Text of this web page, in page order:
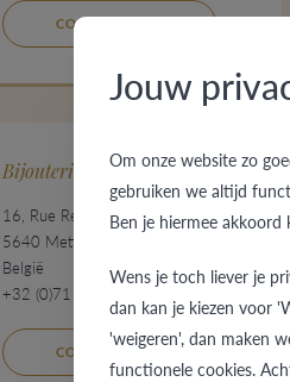
CONTACTEREN
Bijouterie Depas
16, Rue Reine Elisabeth
5640 Mettet
België
+32 (0)71 72 70 85
CONTACTEREN
Jouw
Om onze website zo
gebruiken we altijd
Ben je hiermee akkoord
Wens je toch liever je
dan kan je kiezen voor
'weigeren', dan maken
functionele cookies.